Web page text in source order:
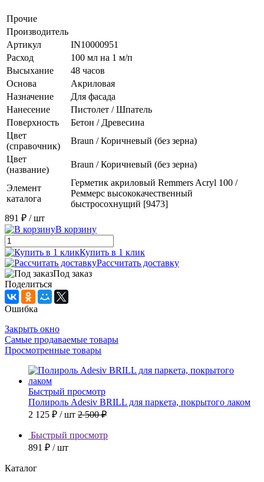
Прочие
Производитель
Артикул
IN10000951
Расход
100 мл на 1 м/п
Высыхание
48 часов
Основа
Акриловая
Назначение
Для фасада
Нанесение
Пистолет / Шпатель
Поверхность
Бетон / Древесина
Цвет
(справочник)
Braun / Коричневый (без зерна)
Цвет
(название)
Braun / Коричневый (без зерна)
Элемент
каталога
Герметик акриловый Remmers Acryl 100 /
Реммерс высококачественный
быстросохнущий [9473]
891 ₽ / шт
В корзину
Купить в 1 клик
Рассчитать доставку
Под заказ
Поделиться
Ошибка
Закрыть окно
Самые продаваемые товары
Просмотренные товары
Быстрый просмотр
Полироль Adesiv BRILL для паркета, покрытого лаком
2 125 ₽ / шт 2 500 ₽
Быстрый просмотр
891 ₽ / шт
Каталог